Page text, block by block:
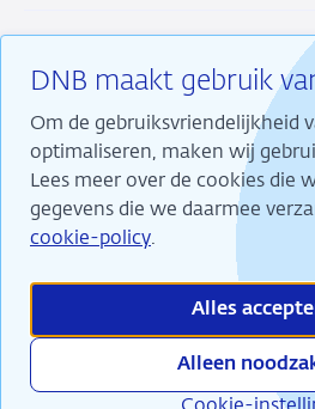
DNB maakt gebruik
Om de gebruiksvriendelijkheid
optimaliseren, maken wij
Lees meer over de cookies die
gegevens die we daarmee
cookie-policy.
Alles
Alleen
RSS
Wij maken ons sterk voor
dragen daarmee bij aan